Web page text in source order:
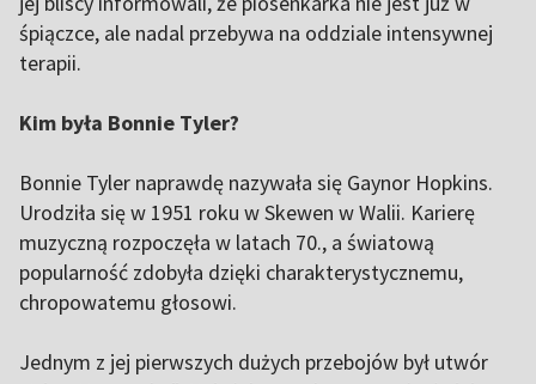
śpiączce, ale nadal przebywa na oddziale intensywnej
terapii.
Kim była Bonnie Tyler?
Bonnie Tyler naprawdę nazywała się Gaynor Hopkins.
Urodziła się w 1951 roku w Skewen w Walii. Karierę
muzyczną rozpoczęła w latach 70., a światową
popularność zdobyła dzięki charakterystycznemu,
chropowatemu głosowi.
Jednym z jej pierwszych dużych przebojów był utwór